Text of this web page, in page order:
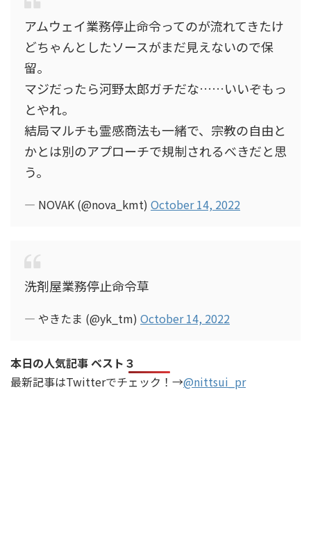
アムウェイ業務停止命令ってのが流れてきたけ
どちゃんとしたソースがまだ見えないので保
留。
マジだったら河野太郎ガチだな……いいぞもっ
とやれ。
結局マルチも霊感商法も一緒で、宗教の自由と
かとは別のアプローチで規制されるべきだと思
う。
— NOVAK (@nova_kmt) October 14, 2022
洗剤屋業務停止命令草
— やきたま (@yk_tm) October 14, 2022
本日の人気記事 ベスト３
最新記事はTwitterでチェック！→@nittsui_pr